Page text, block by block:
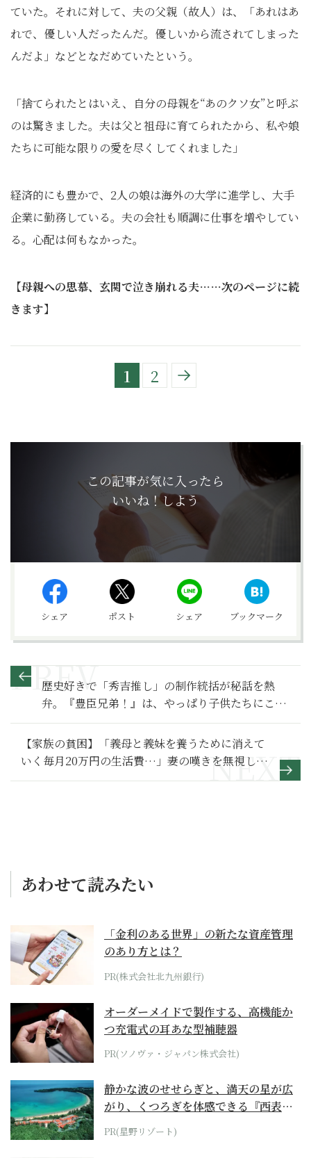
ていた。それに対して、夫の父親（故人）は、「あれはあ
れで、優しい人だったんだ。優しいから流されてしまった
んだよ」などとなだめていたという。
「捨てられたとはいえ、自分の母親を“あのクソ女”と呼ぶ
のは驚きました。夫は父と祖母に育てられたから、私や娘
たちに可能な限りの愛を尽くしてくれました」
経済的にも豊かで、2人の娘は海外の大学に進学し、大手
企業に勤務している。夫の会社も順調に仕事を増やしてい
る。心配は何もなかった。
【母親への思慕、玄関で泣き崩れる夫……次のページに続
きます】
1 2
この記事が気に入ったら
いいね！しよう
シェア ポスト シェア ブックマーク
歴史好きで「秀吉推し」の制作統括が秘話を熱
弁。『豊臣兄弟！』は、やっぱり子供たちにこそ
みてほしい！【豊臣兄弟！ 満喫リポート】松川
CPインタビュー編
【家族の貧困】「義母と義妹を養うために消えて
いく毎月20万円の生活費…」妻の嘆きを無視した
夫の末路～その２～
あわせて読みたい
「金利のある世界」の新たな資産管理
のあり方とは？
PR(株式会社北九州銀行)
オーダーメイドで製作する、高機能か
つ充電式の耳あな型補聴器
PR(ソノヴァ・ジャパン株式会社)
静かな波のせせらぎと、満天の星が広
がり、くつろぎを体感できる『西表島
ホテル by...
PR(星野リゾート)